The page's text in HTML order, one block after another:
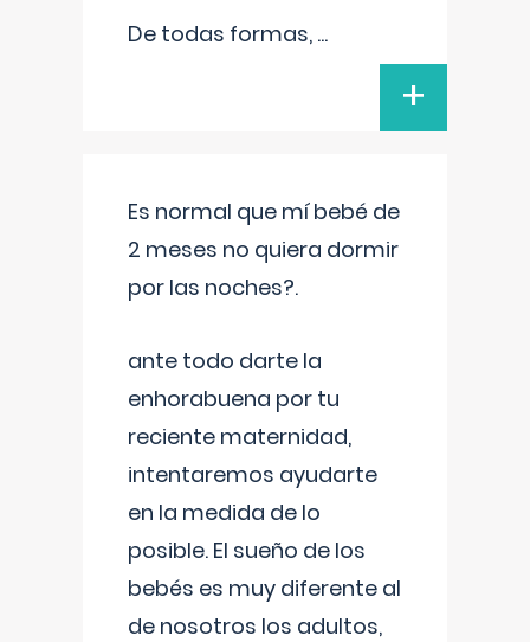
De todas formas, ...
+
Es normal que mí bebé de
2 meses no quiera dormir
por las noches?.
ante todo darte la
enhorabuena por tu
reciente maternidad,
intentaremos ayudarte
en la medida de lo
posible. El sueño de los
bebés es muy diferente al
de nosotros los adultos,